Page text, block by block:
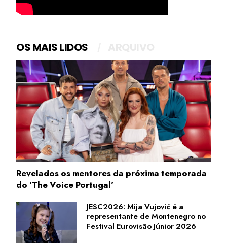
OS MAIS LIDOS
Revelados os mentores da próxima temporada
do 'The Voice Portugal'
JESC2026: Mija Vujović é a
representante de Montenegro no
Festival Eurovisão Júnior 2026